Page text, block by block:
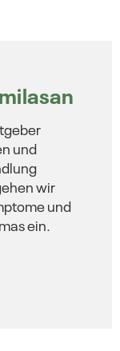
und
wir
und
ein.